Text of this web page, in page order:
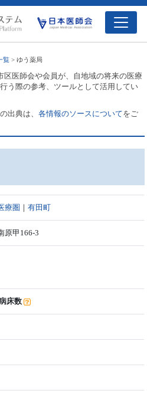
覧 > ゆう薬局
区医師会や会員が、自地域の将来の医療
う際の参考、ツールとして活用してい
出典は、各情報のソースについてをご
療圏 ｜有田町
原甲166-3
床数